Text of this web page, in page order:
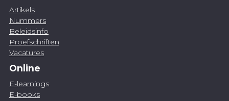
Artikels
Nummers
Beleidsinfo
Proefschriften
Vacatures
Online
E-learnings
E-books